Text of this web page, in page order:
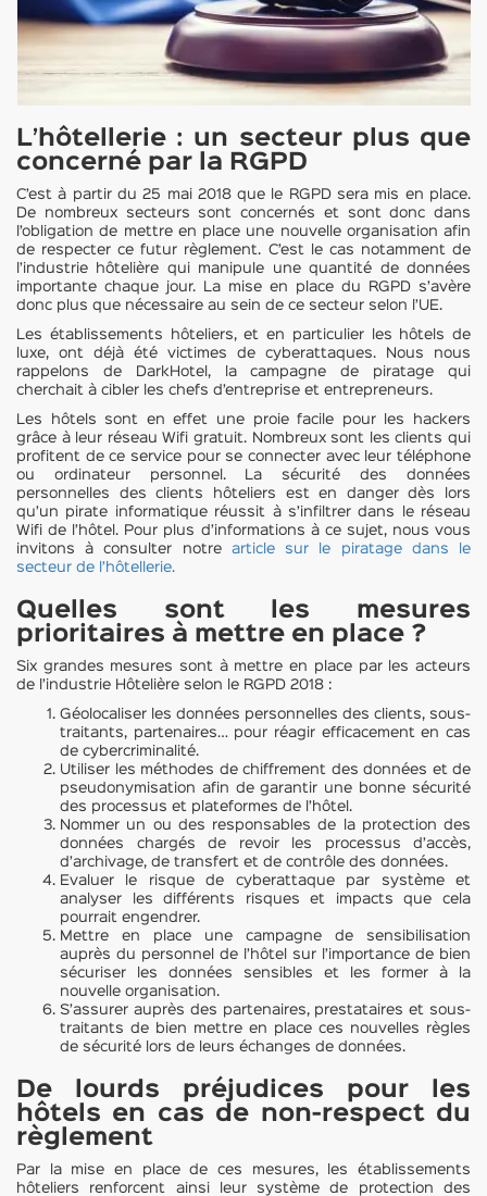
L’hôtellerie : un secteur plus que
concerné par la RGPD
C’est à partir du 25 mai 2018 que le RGPD sera mis en place.
De nombreux secteurs sont concernés et sont donc dans
l’obligation de mettre en place une nouvelle organisation afin
de respecter ce futur règlement. C’est le cas notamment de
l’industrie hôtelière qui manipule une quantité de données
importante chaque jour. La mise en place du RGPD s’avère
donc plus que nécessaire au sein de ce secteur selon l’UE.
Les établissements hôteliers, et en particulier les hôtels de
luxe, ont déjà été victimes de cyberattaques. Nous nous
rappelons de DarkHotel, la campagne de piratage qui
cherchait à cibler les chefs d’entreprise et entrepreneurs.
Les hôtels sont en effet une proie facile pour les hackers
grâce à leur réseau Wifi gratuit. Nombreux sont les clients qui
profitent de ce service pour se connecter avec leur téléphone
ou ordinateur personnel. La sécurité des données
personnelles des clients hôteliers est en danger dès lors
qu’un pirate informatique réussit à s’infiltrer dans le réseau
Wifi de l’hôtel. Pour plus d’informations à ce sujet, nous vous
invitons à consulter notre article sur le piratage dans le
secteur de l’hôtellerie.
Quelles sont les mesures
prioritaires à mettre en place ?
Six grandes mesures sont à mettre en place par les acteurs
de l’industrie Hôtelière selon le RGPD 2018 :
Géolocaliser les données personnelles des clients, sous-
traitants, partenaires… pour réagir efficacement en cas
de cybercriminalité.
Utiliser les méthodes de chiffrement des données et de
pseudonymisation afin de garantir une bonne sécurité
des processus et plateformes de l’hôtel.
Nommer un ou des responsables de la protection des
données chargés de revoir les processus d’accès,
d’archivage, de transfert et de contrôle des données.
Evaluer le risque de cyberattaque par système et
analyser les différents risques et impacts que cela
pourrait engendrer.
Mettre en place une campagne de sensibilisation
auprès du personnel de l’hôtel sur l’importance de bien
sécuriser les données sensibles et les former à la
nouvelle organisation.
S’assurer auprès des partenaires, prestataires et sous-
traitants de bien mettre en place ces nouvelles règles
de sécurité lors de leurs échanges de données.
De lourds préjudices pour les
hôtels en cas de non-respect du
règlement
Par la mise en place de ces mesures, les établissements
hôteliers renforcent ainsi leur système de protection des